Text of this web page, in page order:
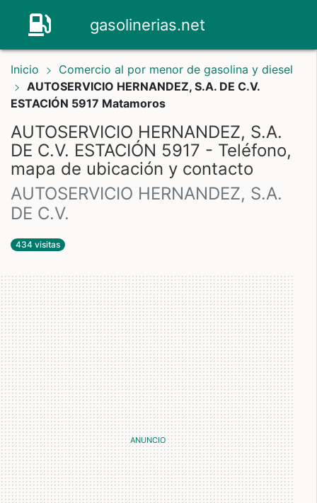
gasolinerias.net
Inicio
Comercio al por menor de gasolina y diesel
AUTOSERVICIO HERNANDEZ, S.A. DE C.V.
ESTACIÓN 5917 Matamoros
AUTOSERVICIO HERNANDEZ, S.A.
DE C.V. ESTACIÓN 5917 - Teléfono,
mapa de ubicación y contacto
AUTOSERVICIO HERNANDEZ, S.A.
DE C.V.
434 visitas